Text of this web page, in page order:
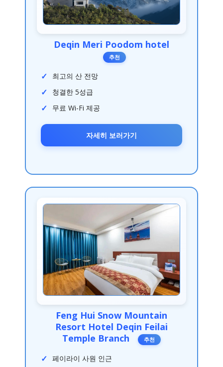
Deqin Meri Poodom hotel
추천
최고의 산 전망
청결한 5성급
무료 Wi-Fi 제공
자세히 보러가기
Feng Hui Snow Mountain
Resort Hotel Deqin Feilai
Temple Branch
추천
페이라이 사원 인근